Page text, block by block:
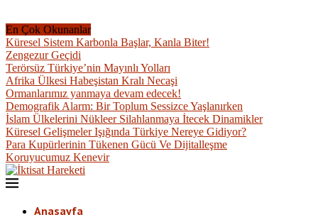
En Çok Okunanlar
Küresel Sistem Karbonla Başlar, Kanla Biter!
Zengezur Geçidi
Terörsüz Türkiye’nin Mayınlı Yolları
Afrika Ülkesi Habeşistan Kralı Necaşi
Ormanlarımız yanmaya devam edecek!
Demografik Alarm: Bir Toplum Sessizce Yaşlanırken
İslam Ülkelerini Nükleer Silahlanmaya İtecek Dinamikler
Küresel Gelişmeler Işığında Türkiye Nereye Gidiyor?
Para Kupürlerinin Tükenen Gücü Ve Dijitalleşme
Koruyucumuz Kenevir
Anasayfa